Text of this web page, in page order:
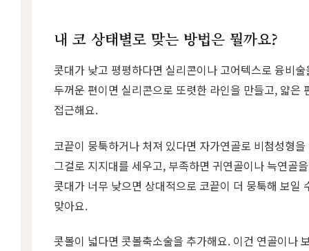
내 코 상태별로 맞는 방법은 뭘까요?
콧대가 낮고 평평하다면 실리콘이나 고어텍스로 융비
두꺼운 편이면 실리콘으로 또렷한 라인을 만들고, 얇은
접근해요.
코끝이 뭉툭하거나 처져 있다면 자가연골로 비첨성형
그걸로 지지대를 세우고, 부족하면 귀연골이나 늑연골
콧대가 너무 낮으면 상대적으로 코끝이 더 뭉툭해 보일
맞아요.
콧볼이 넓다면 콧볼축소술을 추가해요. 이건 연골이나